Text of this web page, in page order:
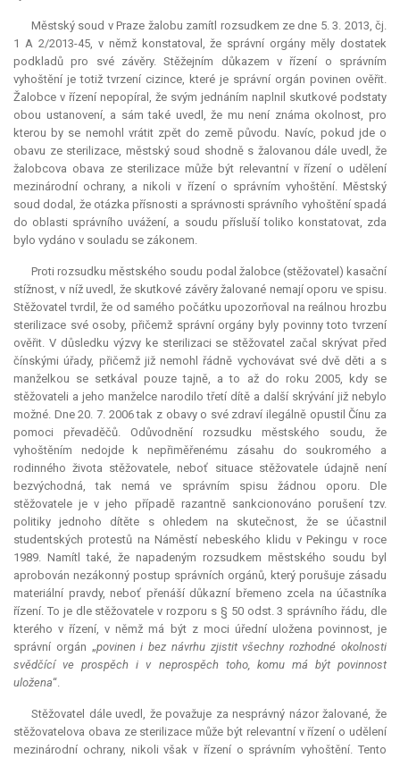
Městský soud v Praze žalobu zamítl rozsudkem ze dne 5. 3. 2013, čj.
1 A 2/2013-45, v němž konstatoval, že správní orgány měly dostatek
podkladů pro své závěry. Stěžejním důkazem v řízení o správním
vyhoštění je totiž tvrzení cizince, které je správní orgán povinen ověřit.
Žalobce v řízení nepopíral, že svým jednáním naplnil skutkové podstaty
obou ustanovení, a sám také uvedl, že mu není známa okolnost, pro
kterou by se nemohl vrátit zpět do země původu. Navíc, pokud jde o
obavu ze sterilizace, městský soud shodně s žalovanou dále uvedl, že
žalobcova obava ze sterilizace může být relevantnív řízení o udělení
mezinárodní ochrany, a nikoli v řízení o správním vyhoštění. Městský
soud dodal, že otázka přísnosti a správnosti správního vyhoštění spadá
do oblasti správního uvážení, a soudu přísluší toliko konstatovat, zda
bylo vydáno v souladu se zákonem.
Proti rozsudku městského soudu podal žalobce (stěžovatel) kasační
stížnost, v níž uvedl, že skutkové závěry žalované nemají oporu ve spisu.
Stěžovatel tvrdil, že od samého počátku upozorňoval na reálnou hrozbu
sterilizace své osoby, přičemž správní orgány byly povinny toto tvrzení
ověřit. V důsledku výzvy ke sterilizaci se stěžovatel začal skrývat před
čínskými úřady, přičemž již nemohl řádně vychovávat své dvě děti a s
manželkou se setkával pouze tajně, a to až do roku 2005, kdy se
stěžovateli a jeho manželce narodilo třetí dítě a další skrývání již nebylo
možné. Dne 20. 7. 2006 tak z obavy o své zdraví ilegálně opustil Čínu za
pomoci převaděčů. Odůvodnění rozsudku městského soudu, že
vyhoštěním nedojde k nepřiměřenému zásahu do soukromého a
rodinného života stěžovatele, neboť situace stěžovatele údajně není
bezvýchodná, tak nemá ve správním spisu žádnou oporu. Dle
stěžovatele je v jeho případě razantně sankcionováno porušení tzv.
politiky jednoho dítěte s ohledem na skutečnost, že se účastnil
studentských protestů na Náměstí nebeského klidu v Pekingu v roce
1989. Namítl také, že napadeným rozsudkem městského soudu byl
aprobován nezákonný postup správních orgánů, který porušuje zásadu
materiální pravdy, neboť přenáší důkazní břemeno zcela na účastníka
řízení. To je dle stěžovatele v rozporu s § 50 odst. 3 správního řádu, dle
kterého v řízení, v němž má být z moci úřední uložena povinnost, je
správní orgán „povinen i bez návrhu zjistit všechny rozhodné okolnosti
svědčící ve prospěch i v neprospěch toho, komu má být povinnost
uložena“.
Stěžovatel dále uvedl, že považuje za nesprávný názor žalované, že
stěžovatelova obava ze sterilizace může být relevantnív řízení o udělení
mezinárodní ochrany, nikoli však v řízení o správním vyhoštění. Tento